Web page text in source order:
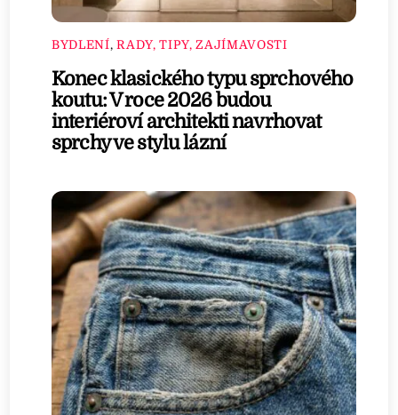
BYDLENÍ,RADY, TIPY, ZAJÍMAVOSTI
Konec klasického typu sprchového
koutu: V roce 2026 budou
interiéroví architekti navrhovat
sprchy ve stylu lázní